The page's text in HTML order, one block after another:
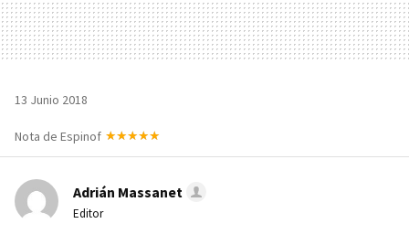
13 Junio 2018
Nota de Espinof
Adrián Massanet
Editor